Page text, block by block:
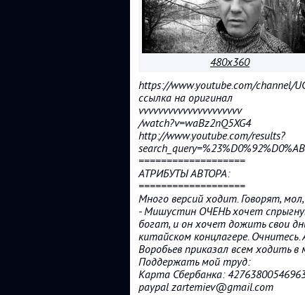
480x360
https://www.youtube.com/channel/
ссылка на оригинал
vvvvvvvvvvvvvvvvvvvvv
/watch?v=waBz2nQ5XG4
http://www.youtube.com/results?
===================
АТРИБУТЫ АВТОРА:
===================
Много версий ходит. Говорят,
- Мишустин ОЧЕНЬ хочет
богат, и он хочет дожить свои
китайском концлагере.
Воробьев приказал всем ходить в
Поддержать мой труд:
Карта Сбербанка:
paypal zartemiev@gmail.com